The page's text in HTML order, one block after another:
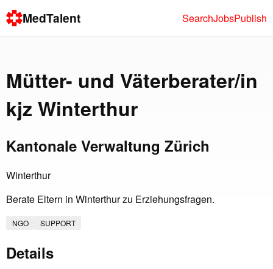
MedTalent SearchJobsPublish
Mütter- und Väterberater/in
kjz Winterthur
Kantonale Verwaltung Zürich
Winterthur
Berate Eltern in Winterthur zu Erziehungsfragen.
NGO SUPPORT
Details